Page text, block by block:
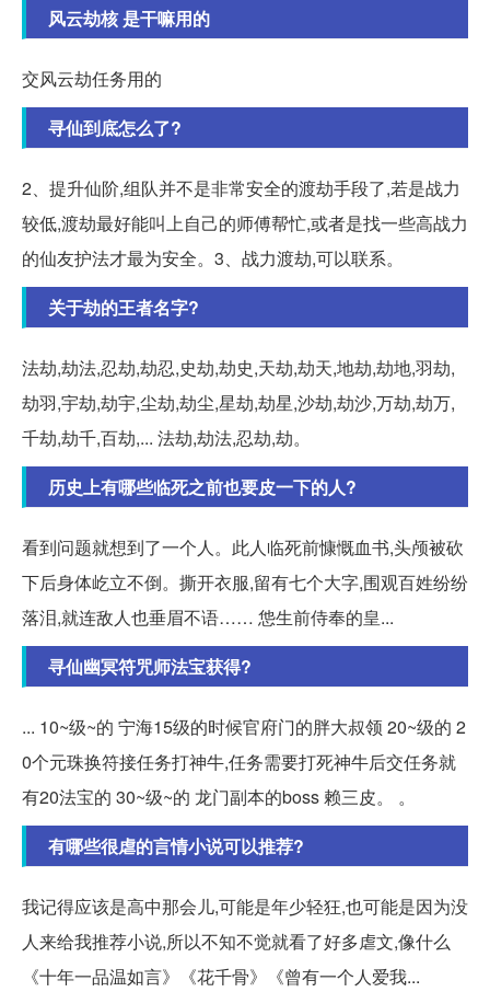
风云劫核 是干嘛用的
交风云劫任务用的
寻仙到底怎么了?
2、提升仙阶,组队并不是非常安全的渡劫手段了,若是战力
较低,渡劫最好能叫上自己的师傅帮忙,或者是找一些高战力
的仙友护法才最为安全。3、战力渡劫,可以联系。
关于劫的王者名字?
法劫,劫法,忍劫,劫忍,史劫,劫史,天劫,劫天,地劫,劫地,羽劫,
劫羽,宇劫,劫宇,尘劫,劫尘,星劫,劫星,沙劫,劫沙,万劫,劫万,
千劫,劫千,百劫,... 法劫,劫法,忍劫,劫。
历史上有哪些临死之前也要皮一下的人?
看到问题就想到了一个人。此人临死前慷慨血书,头颅被砍
下后身体屹立不倒。撕开衣服,留有七个大字,围观百姓纷纷
落泪,就连敌人也垂眉不语…… 怹生前侍奉的皇...
寻仙幽冥符咒师法宝获得?
... 10~级~的 宁海15级的时候官府门的胖大叔领 20~级的 2
0个元珠换符接任务打神牛,任务需要打死神牛后交任务就
有20法宝的 30~级~的 龙门副本的boss 赖三皮。 。
有哪些很虐的言情小说可以推荐?
我记得应该是高中那会儿,可能是年少轻狂,也可能是因为没
人来给我推荐小说,所以不知不觉就看了好多虐文,像什么
《十年一品温如言》《花千骨》《曾有一个人爱我...